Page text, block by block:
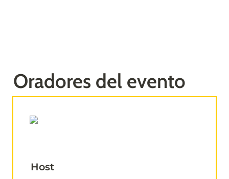
Oradores del evento
Host